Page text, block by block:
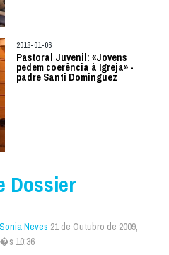
2018-01-06
Pastoral Juvenil: «Jovens
pedem coerência à Igreja» -
padre Santi Dominguez
Dossier
Sonia Neves 21 de Outubro de 2009,
�s 10:36